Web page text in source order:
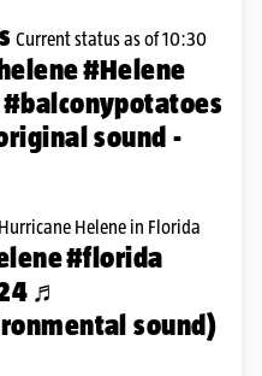
Current status as of 10:30
#Helene
#balconypotatoes
sound -
Hurricane Helene in Florida
#florida
♬
sound)